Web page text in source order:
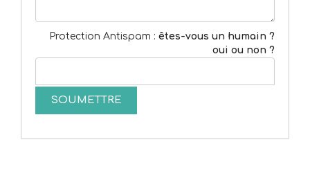
Protection Antispam : êtes-vous un humain ?
oui ou non ?